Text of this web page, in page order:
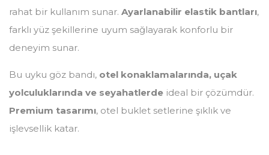
rahat bir kullanım sunar. Ayarlanabilir elastik bantları,
farklı yüz şekillerine uyum sağlayarak konforlu bir
deneyim sunar.
Bu uyku göz bandı, otel konaklamalarında, uçak
yolculuklarında ve seyahatlerde ideal bir çözümdür.
Premium tasarımı, otel buklet setlerine şıklık ve
işlevsellik katar.